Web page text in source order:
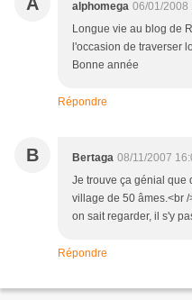
alphomega 06/01/2008
Longue vie au blog de
l'occasion de traverser
Bonne année
Répondre
B Bertaga 08/11/2007
Je trouve ça génial que
village de 50 âmes.<br
on sait regarder, il s'y
Répondre